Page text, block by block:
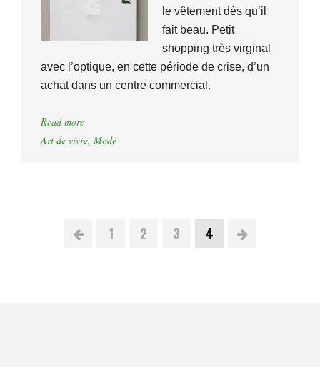
le vêtement dès qu’il
fait beau. Petit
shopping très virginal
avec l’optique, en cette période de crise, d’un
achat dans un centre commercial.
Read more
Art de vivre, Mode
1 2 3 4